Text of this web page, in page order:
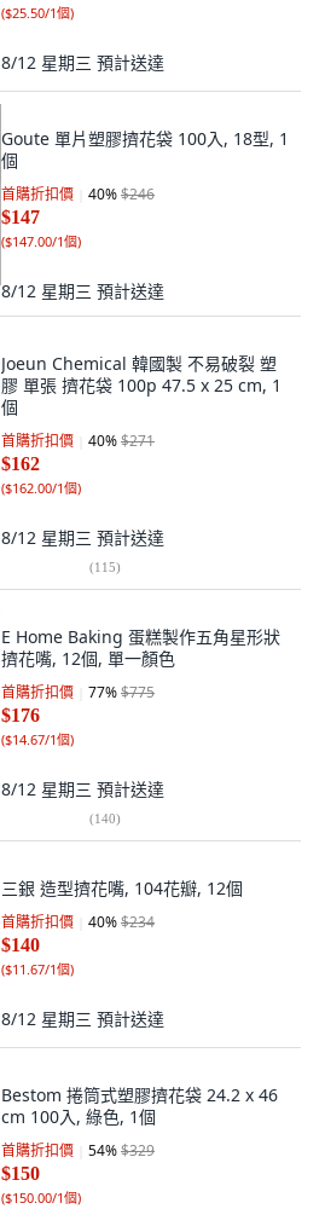
($25.50/1個)
8/12 星期三 預計送達
Goute 單片塑膠擠花袋 100入, 18型, 1
個
首購折扣價 40%$246
$147
($147.00/1個)
8/12 星期三 預計送達
Joeun Chemical 韓國製 不易破裂 塑
膠 單張 擠花袋 100p 47.5 x 25 cm, 1
個
首購折扣價 40%$271
$162
($162.00/1個)
8/12 星期三 預計送達
(115)
E Home Baking 蛋糕製作五角星形狀
擠花嘴, 12個, 單一顏色
首購折扣價 77%$775
$176
($14.67/1個)
8/12 星期三 預計送達
(140)
三銀 造型擠花嘴, 104花瓣, 12個
首購折扣價 40%$234
$140
($11.67/1個)
8/12 星期三 預計送達
Bestom 捲筒式塑膠擠花袋 24.2 x 46
cm 100入, 綠色, 1個
首購折扣價 54%$329
$150
($150.00/1個)